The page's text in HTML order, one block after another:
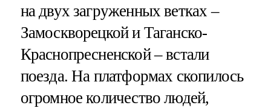
на двух загруженных ветках –
Замоскворецкой и Таганско-
Краснопресненской – встали
поезда. На платформах скопилось
огромное количество людей,